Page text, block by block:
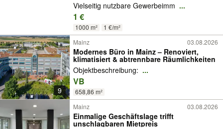
Vielseitig nutzbare Gewerbeimm ...
1 €
1000 m² 1 €/m²
9
Mainz 03.08.2026
Modernes Büro in Mainz – Renoviert,
klimatisiert & abtrennbare Räumlichkeiten
Objektbeschreibung: ...
VB
658,86 m²
Mainz 03.08.2026
Einmalige Geschäftslage trifft
unschlagbaren Mietpreis